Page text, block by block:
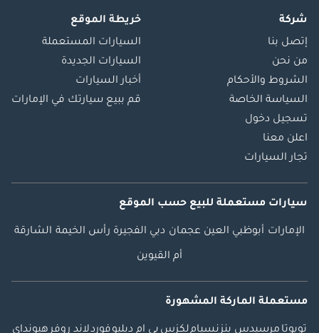
شركة
إتصل بنا
من نحن
الشروط والأحكام
السياسة الخاصة
تسجيل دخول
اعلن معنا
تجار السيارات
خريطة الموقع
السيارات المستعملة
السيارات الجديدة
أخبار السيارات
قم ببيع سيارتك في الإمارات
سيارات مستعملة للبيع حسب الموقع
الإمارات أبوظبي العين عجمان دبي الفجيرة رأس الخيمة الشارقة
أم القيوين
مستعملة الماركة المشهورة
تويوتا مرسيدس بنزنسياملكزس بي ام دبليوفوردلاند روفرهيونداي